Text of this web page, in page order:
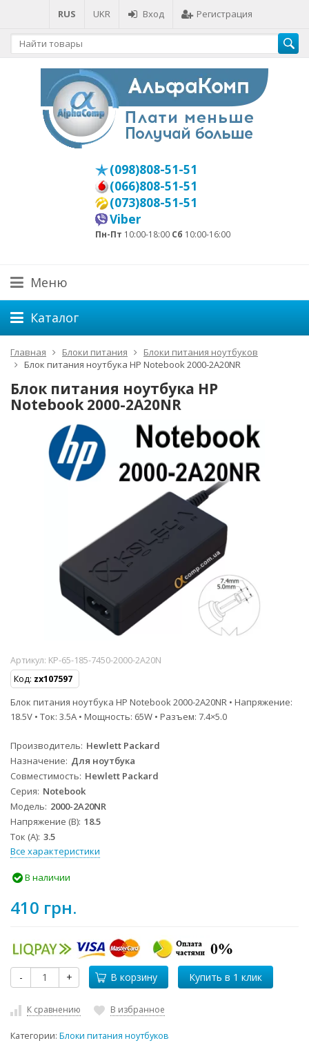
RUS UKR Вход Регистрация
(098)808-51-51
(066)808-51-51
(073)808-51-51
Viber
Пн-Пт 10:00-18:00 Сб 10:00-16:00
Меню
Каталог
Главная Блоки питания
Блоки питания ноутбуков
Блок питания ноутбука HP Notebook 2000-2A20NR
Блок питания ноутбука HP
Notebook 2000-2A20NR
Артикул: KP-65-185-7450-2000-2A20N
Код: zx107597
Блок питания ноутбука HP Notebook 2000-2A20NR • Напряжение:
18.5V • Ток: 3.5A • Мощность: 65W • Разъем: 7.4×5.0
Производитель Hewlett Packard
Назначение Для ноутбука
Совместимость Hewlett Packard
Серия Notebook
Модель 2000-2A20NR
Напряжение (В) 18.5
Ток (А) 3.5
Все характеристики
В наличии
410 грн.
- + В корзину
К сравнению В избранное
Категории: Блоки питания ноутбуков